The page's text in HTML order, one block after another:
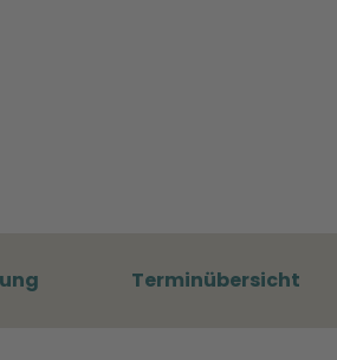
Terminübersicht